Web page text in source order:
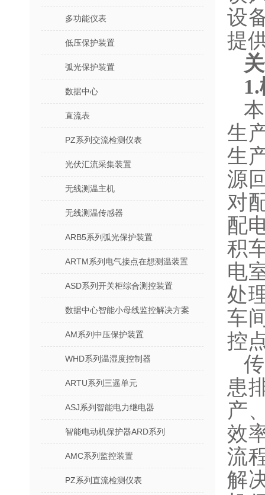
多功能仪表
低压保护装置
弧光保护装置
数据中心
直流表
PZ系列交流检测仪表
光伏汇流采集装置
无线测温主机
无线测温传感器
ARB5系列弧光保护装置
ARTM系列电气接点在想测温装置
ASD系列开关柜综合测控装置
数据中心智能小母线监控解决方案
AM系列中压保护装置
WHD系列温湿度控制器
ARTU系列三遥单元
ASJ系列智能电力继电器
智能电动机保护器ARD系列
AMC系列监控装置
PZ系列直流检测仪表
设
提
生
生
源
对
配
积
电
处
车
控
患
产
效
流
解